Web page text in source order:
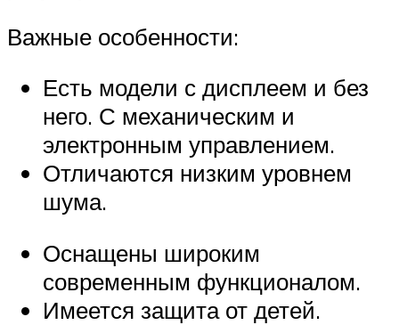
Важные особенности:
Есть модели с дисплеем и без
него. С механическим и
электронным управлением.
Отличаются низким уровнем
шума.
Оснащены широким
современным функционалом.
Имеется защита от детей.